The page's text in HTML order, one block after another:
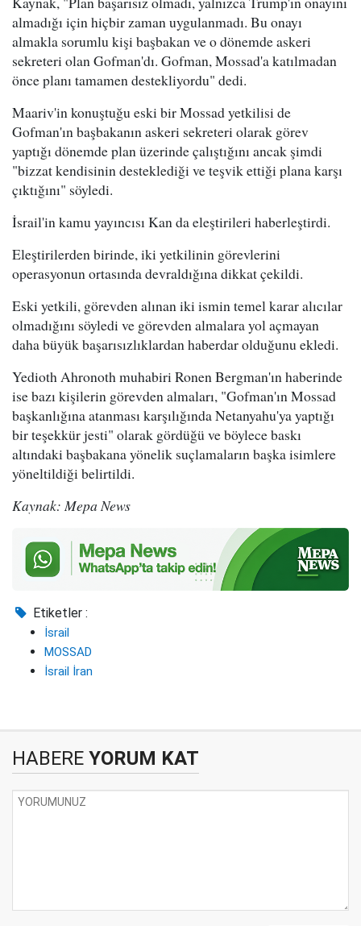
almadığı için hiçbir zaman uygulanmadı. Bu onayı
almakla sorumlu kişi başbakan ve o dönemde askeri
sekreteri olan Gofman'dı. Gofman, Mossad'a katılmadan
önce planı tamamen destekliyordu" dedi.
Maariv'in konuştuğu eski bir Mossad yetkilisi de
Gofman'ın başbakanın askeri sekreteri olarak görev
yaptığı dönemde plan üzerinde çalıştığını ancak şimdi
"bizzat kendisinin desteklediği ve teşvik ettiği plana karşı
çıktığını" söyledi.
İsrail'in kamu yayıncısı Kan da eleştirileri haberleştirdi.
Eleştirilerden birinde, iki yetkilinin görevlerini
operasyonun ortasında devraldığına dikkat çekildi.
Eski yetkili, görevden alınan iki ismin temel karar alıcılar
olmadığını söyledi ve görevden almalara yol açmayan
daha büyük başarısızlıklardan haberdar olduğunu ekledi.
Yedioth Ahronoth muhabiri Ronen Bergman'ın haberinde
ise bazı kişilerin görevden almaları, "Gofman'ın Mossad
başkanlığına atanması karşılığında Netanyahu'ya yaptığı
bir teşekkür jesti" olarak gördüğü ve böylece baskı
altındaki başbakana yönelik suçlamaların başka isimlere
yöneltildiği belirtildi.
Kaynak: Mepa News
Etiketler :
İsrail
MOSSAD
İsrail İran
HABERE YORUM KAT